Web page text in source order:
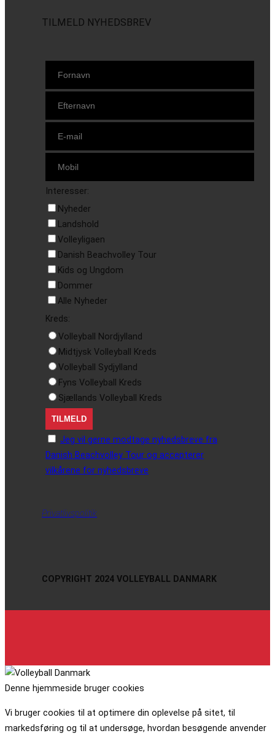
TILMELD NYHEDSBREV
Interesser:
Nyheder
Landshold
Volleyligaen
Danish Beachvolley Tour
Kids og Ungdom
Dommer
Alle Nyheder
Kreds:
Volleyball Nordjylland
Midtjysk Volleyball Kreds
Volleyball Sydjylland
Fyns Volleyball Kreds
Sjællands Volleyball Kreds
Jeg vil gerne modtage nyhedsbreve fra
Danish Beachvolley Tour og accepterer
vilkårene for nyhedsbreve
Privatlivspolitik
COPYRIGHT 2024 VOLLEYBALL DANMARK
Denne hjemmeside bruger cookies
Vi bruger cookies til at optimere din oplevelse på sitet, til
markedsføring og til at undersøge, hvordan besøgende anvender